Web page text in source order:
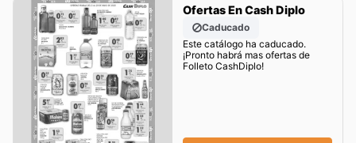
Ofertas En Cash Diplo
Caducado
Este catálogo ha caducado.
¡Pronto habrá mas ofertas de
Folleto CashDiplo!